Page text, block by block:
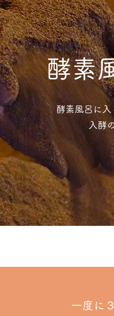
酵素
酵素風呂に
入酵
一度に